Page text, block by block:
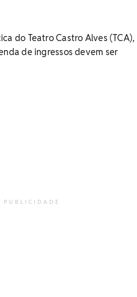
do Teatro Castro Alves (TCA),
de ingressos devem ser